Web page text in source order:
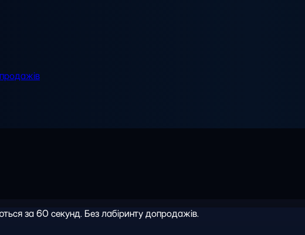
за 60 секунд. Без лабіринту допродажів.